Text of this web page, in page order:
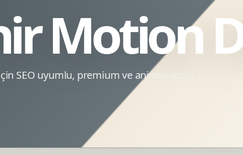
Kurumsal Dokuman Tasarimi
Ofis Ici Gorsel Kimlik
Kurumsal Katalog Tasarimi
Sosyal Medya Kreatif Tasarimi
Reels Kapak Tasarimi
Topluluk Yonetimi
Motion
SEO uyumlu, premium ve animasyonlu